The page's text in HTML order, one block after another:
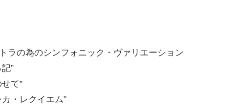
ラの為のシンフォニック・ヴァリエーション
”
て”
・レクイエム”